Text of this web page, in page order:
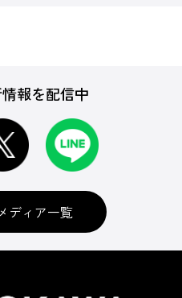
報を配信中
ディア一覧